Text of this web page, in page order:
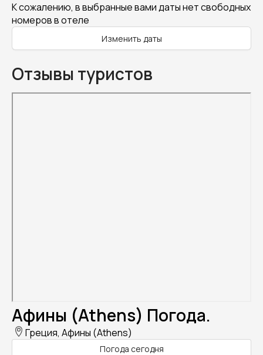
К сожалению, в выбранные вами даты нет свободных
номеров в отеле
Изменить даты
Отзывы туристов
Афины (Athens) Погода.
Греция, Афины (Athens)
Погода сегодня